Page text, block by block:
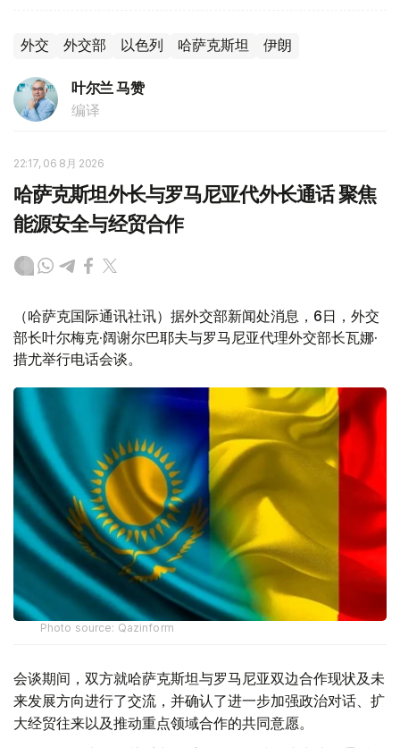
外交 外交部 以色列 哈萨克斯坦 伊朗
叶尔兰 马赞
编译
22:17, 06 8月 2026
哈萨克斯坦外长与罗马尼亚代外长通话 聚焦
能源安全与经贸合作
（哈萨克国际通讯社讯）据外交部新闻处消息，6日，外交
部长叶尔梅克·阔谢尔巴耶夫与罗马尼亚代理外交部长瓦娜·
措尤举行电话会谈。
Photo source: Qazinform
会谈期间，双方就哈萨克斯坦与罗马尼亚双边合作现状及未
来发展方向进行了交流，并确认了进一步加强政治对话、扩
大经贸往来以及推动重点领域合作的共同意愿。